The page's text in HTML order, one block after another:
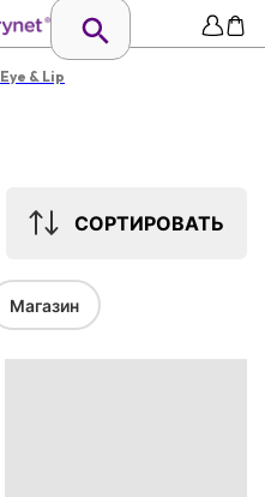
Eye & Lip
СОРТИРОВАТЬ
Магазин